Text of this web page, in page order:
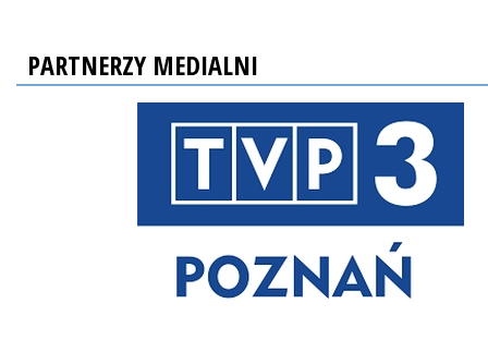
PARTNERZY MEDIALNI